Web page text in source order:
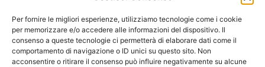
Per fornire le migliori esperienze, utilizziamo tecnologie come i cookie
per memorizzare e/o accedere alle informazioni del dispositivo. Il
consenso a queste tecnologie ci permetterà di elaborare dati come il
comportamento di navigazione o ID unici su questo sito. Non
acconsentire o ritirare il consenso può influire negativamente su alcune
FAQ